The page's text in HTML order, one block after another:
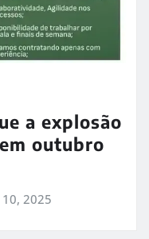
a explosão
outubro
2025